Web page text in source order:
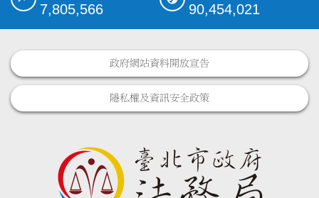
7,805,566 90,454,021
政府網站資料開放宣告
隱私權及資訊安全政策